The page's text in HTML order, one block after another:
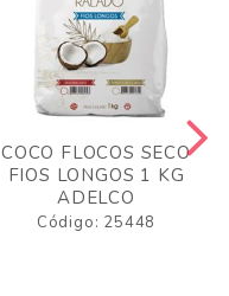
COCO FLOCOS SECO
FIOS LONGOS 1 KG
ADELCO
Código: 25448